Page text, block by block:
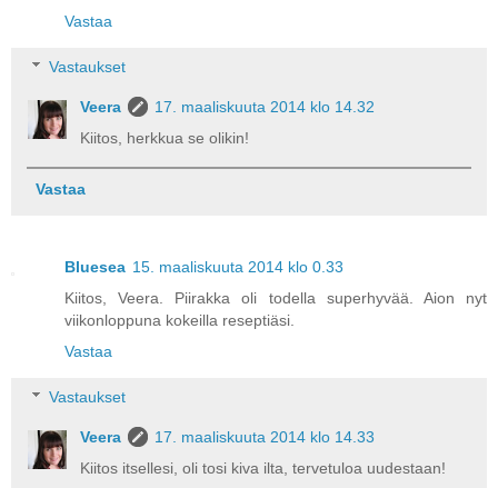
Vastaa
Vastaukset
Veera
17. maaliskuuta 2014 klo 14.32
Kiitos, herkkua se olikin!
Vastaa
Bluesea 15. maaliskuuta 2014 klo 0.33
Kiitos, Veera. Piirakka oli todella superhyvää. Aion nyt
viikonloppuna kokeilla reseptiäsi.
Vastaa
Vastaukset
Veera
17. maaliskuuta 2014 klo 14.33
Kiitos itsellesi, oli tosi kiva ilta, tervetuloa uudestaan!